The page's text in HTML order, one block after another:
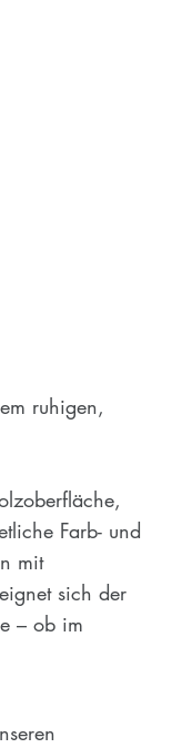
ruhigen,
Farb- und
mit
sich der
– ob im